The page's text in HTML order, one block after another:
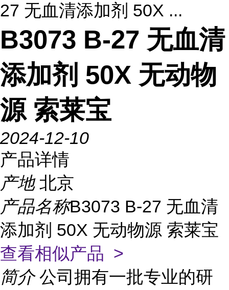
27 无血清添加剂 50X ...
B3073 B-27 无血清
添加剂 50X 无动物
源 索莱宝
2024-12-10
产品详情
产地 北京
产品名称B3073 B-27 无血清
添加剂 50X 无动物源 索莱宝
查看相似产品 >
简介 公司拥有一批专业的研